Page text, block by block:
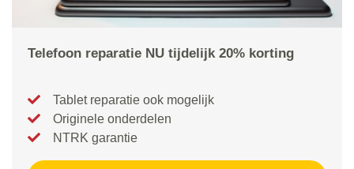
Telefoon reparatie NU tijdelijk 20% korting
Tablet reparatie ook mogelijk
Originele onderdelen
NTRK garantie